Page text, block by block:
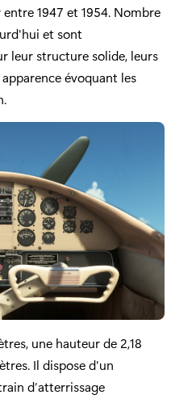
1947 et 1954. Nombre
et sont
leur structure solide, leurs
évoquant les
une hauteur de 2,18
Il dispose d'un
d’atterrissage